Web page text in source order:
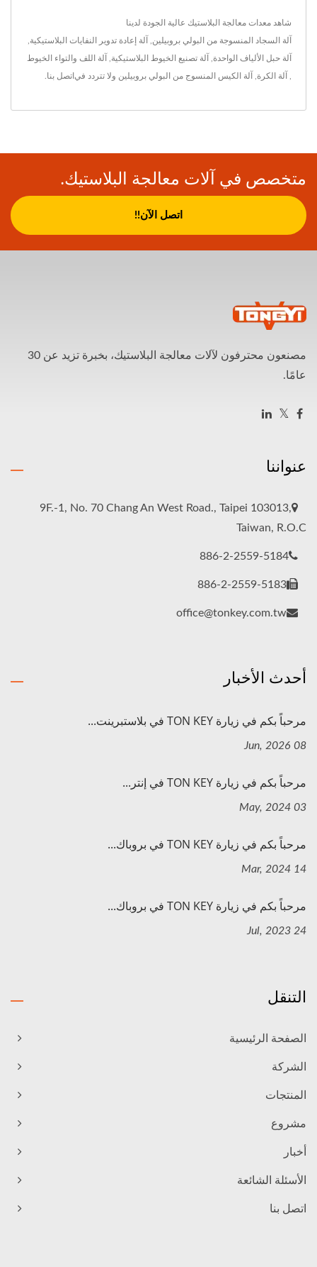
شاهد معدات معالجة البلاستيك عالية الجودة لدينا
آلة السجاد المنسوجة من البولي بروبيلين آلة إعادة تدوير النفايات البلاستيكية
آلة حبل الألياف الواحدة آلة تصنيع الخيوط البلاستيكية آلة اللف والتواء الخيوط
آلة الكرة آلة الكيس المنسوج من البولي بروبيلين ولا تتردد في اتصل بنا
متخصص في آلات معالجة البلاستيك.
اتصل الآن!!
مصنعون محترفون لآلات معالجة البلاستيك، بخبرة تزيد عن 30
عامًا.
عنواننا
9F.-1, No. 70 Chang An West Road., Taipei 103013,
Taiwan, R.O.C
886-2-2559-5184
886-2-2559-5183
office@tonkey.com.tw
أحدث الأخبار
مرحباً بكم في زيارة TON KEY في بلاستبرينت...
08 Jun, 2026
مرحباً بكم في زيارة TON KEY في إنتر...
03 May, 2024
مرحباً بكم في زيارة TON KEY في بروباك...
14 Mar, 2024
مرحباً بكم في زيارة TON KEY في بروباك...
24 Jul, 2023
التنقل
الصفحة الرئيسية
الشركة
المنتجات
مشروع
أخبار
الأسئلة الشائعة
اتصل بنا